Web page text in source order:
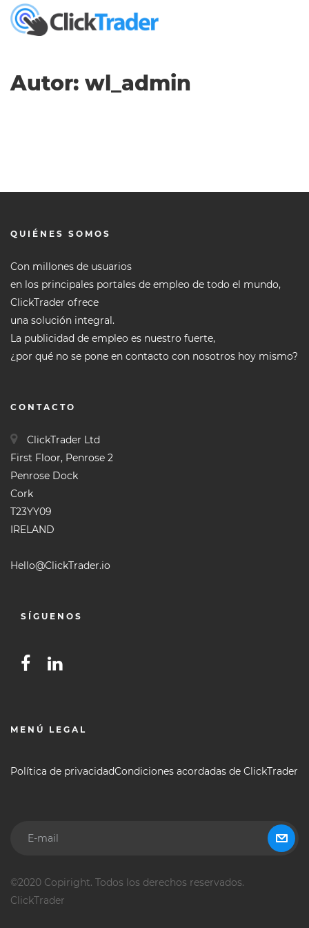
Autor: wl_admin
QUIÉNES SOMOS
Con millones de usuarios
en los principales portales de empleo de todo el mundo,
ClickTrader ofrece
una solución integral.
La publicidad de empleo es nuestro fuerte,
¿por qué no se pone en contacto con nosotros hoy mismo?
CONTACTO
ClickTrader Ltd
First Floor, Penrose 2
Penrose Dock
Cork
T23YY09
IRELAND
Hello@ClickTrader.io
SÍGUENOS
MENÚ LEGAL
Política de privacidadCondiciones acordadas de ClickTrader
©2020 Copiright. Todos los derechos reservados.
ClickTrader